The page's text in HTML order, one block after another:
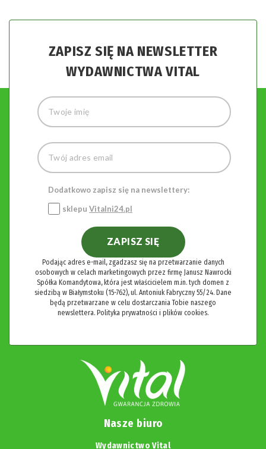
ZAPISZ SIĘ NA NEWSLETTER
WYDAWNICTWA VITAL
Dodatkowo zapisz się na newslettery:
sklepu Vitalni24.pl
ZAPISZ SIĘ
Podając adres e-mail, zgadzasz się na przetwarzanie danych
osobowych w celach marketingowych przez firmę Janusz Nawrocki
Spółka Komandytowa, która jest właścicielem m.in. tych domen z
siedzibą w Białymstoku (15-762), ul. Antoniuk Fabryczny 55/24. Dane
będą przetwarzane w celu dostarczania Tobie naszego
newslettera. Polityka prywatności i plików cookies.
Nasze biuro
Wydawnictwo Vital